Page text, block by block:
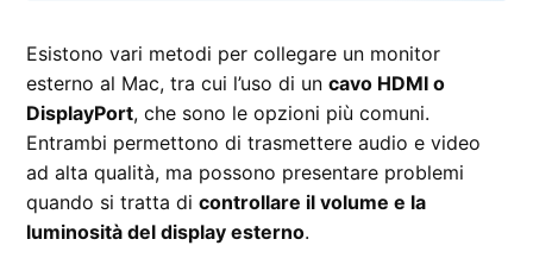
Esistono vari metodi per collegare un monitor
esterno al Mac, tra cui l’uso di uncavo HDMI o
DisplayPort, che sono le opzioni più comuni.
Entrambi permettono di trasmettere audio e video
ad alta qualità, ma possono presentare problemi
quando si tratta dicontrollare il volume e la
luminosità del display esterno.